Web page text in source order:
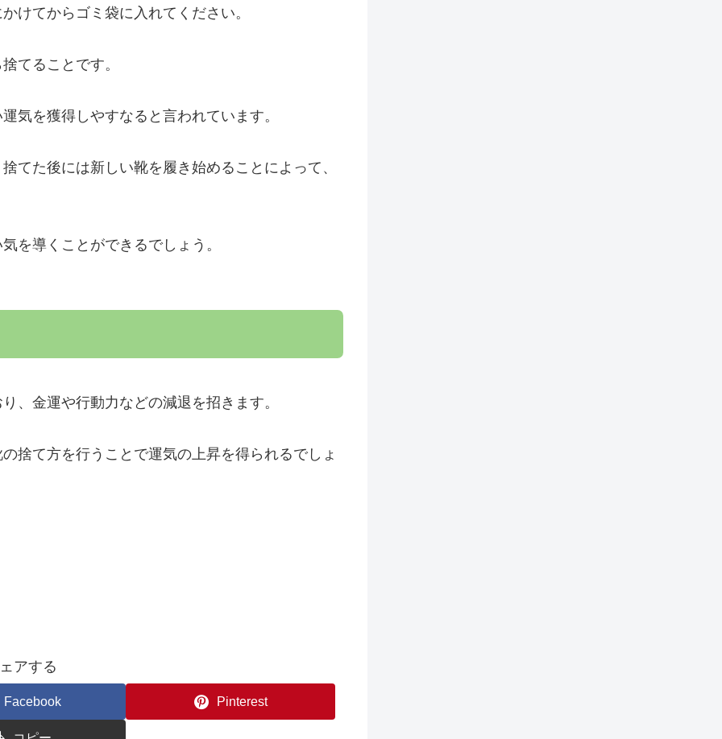
けてからゴミ袋に入れてください。
てることです。
気を獲得しやすなると言われています。
てた後には新しい靴を履き始めることによって、
を導くことができるでしょう。
、金運や行動力などの減退を招きます。
捨て方を行うことで運気の上昇を得られるでしょ
アする
Facebook Pinterest